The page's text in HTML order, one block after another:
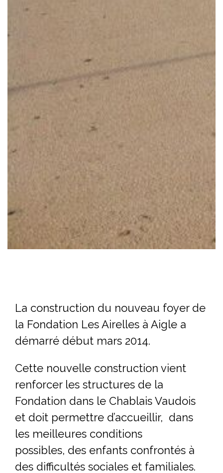
La construction du nouveau foyer de
la Fondation Les Airelles à Aigle a
démarré début mars 2014.
Cette nouvelle construction vient
renforcer les structures de la
Fondation dans le Chablais Vaudois
et doit permettre d’accueillir, dans
les meilleures conditions
possibles, des enfants confrontés à
des difficultés sociales et familiales.